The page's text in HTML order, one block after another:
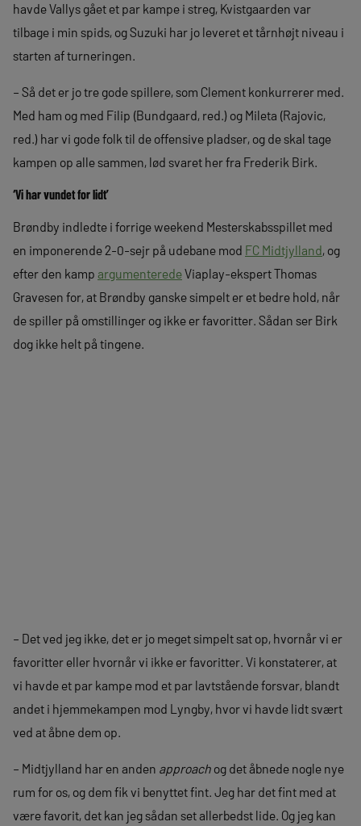
havde Vallys gået et par kampe i streg, Kvistgaarden var
tilbage i min spids, og Suzuki har jo leveret et tårnhøjt niveau i
starten af turneringen.
– Så det er jo tre gode spillere, som Clement konkurrerer med.
Med ham og med Filip (Bundgaard, red.) og Mileta (Rajovic,
red.) har vi gode folk til de offensive pladser, og de skal tage
kampen op alle sammen, lød svaret her fra Frederik Birk.
‘Vi har vundet for lidt’
Brøndby indledte i forrige weekend Mesterskabsspillet med
en imponerende 2-0-sejr på udebane mod FC Midtjylland, og
efter den kamp argumenteredeViaplay-ekspert Thomas
Gravesen for, at Brøndby ganske simpelt er et bedre hold, når
de spiller på omstillinger og ikke er favoritter. Sådan ser Birk
dog ikke helt på tingene.
– Det ved jeg ikke, det er jo meget simpelt sat op, hvornår vi er
favoritter eller hvornår vi ikke er favoritter. Vi konstaterer, at
vi havde et par kampe mod et par lavtstående forsvar, blandt
andet i hjemmekampen mod Lyngby, hvor vi havde lidt svært
ved at åbne dem op.
– Midtjylland har en anden approach og det åbnede nogle nye
rum for os, og dem fik vi benyttet fint. Jeg har det fint med at
være favorit, det kan jeg sådan set allerbedst lide. Og jeg kan